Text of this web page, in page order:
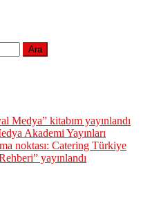
Medya” kitabım yayınlandı
Akademi Yayınları
noktası: Catering Türkiye
yayınlandı